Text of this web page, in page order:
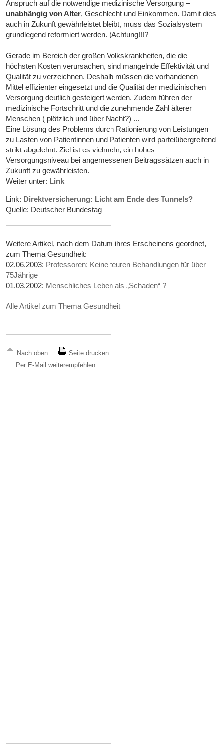
Anspruch auf die notwendige medizinische Versorgung –
unabhängig von Alter, Geschlecht und Einkommen. Damit dies
auch in Zukunft gewährleistet bleibt, muss das Sozialsystem
grundlegend reformiert werden. (Achtung!!!?
Gerade im Bereich der großen Volkskrankheiten, die die
höchsten Kosten verursachen, sind mangelnde Effektivität und
Qualität zu verzeichnen. Deshalb müssen die vorhandenen
Mittel effizienter eingesetzt und die Qualität der medizinischen
Versorgung deutlich gesteigert werden. Zudem führen der
medizinische Fortschritt und die zunehmende Zahl älterer
Menschen ( plötzlich und über Nacht?) ...
Eine Lösung des Problems durch Rationierung von Leistungen
zu Lasten von Patientinnen und Patienten wird parteiübergreifend
strikt abgelehnt. Ziel ist es vielmehr, ein hohes
Versorgungsniveau bei angemessenen Beitragssätzen auch in
Zukunft zu gewährleisten.
Weiter unter: Link
Link: Direktversicherung: Licht am Ende des Tunnels?
Quelle: Deutscher Bundestag
Weitere Artikel, nach dem Datum ihres Erscheinens geordnet,
zum Thema Gesundheit:
02.06.2003: Professoren: Keine teuren Behandlungen für über
75Jährige
01.03.2002: Menschliches Leben als „Schaden“ ?
Alle Artikel zum Thema Gesundheit
Nach oben
Seite drucken
Per E-Mail weiterempfehlen